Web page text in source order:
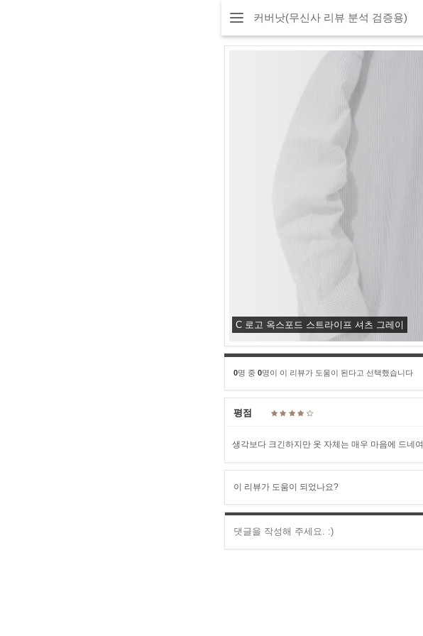
커버낫(무신사 리뷰 분석 검증용)
C 로고 옥스포드 스트라이프 셔츠 그레이
0명 중 0명이 이 리뷰가 도움이 된다고 선택했습니다
평점
생각보다 크긴하지만 옷 자체는 매우 마음에 드네여
이 리뷰가 도움이 되었나요?